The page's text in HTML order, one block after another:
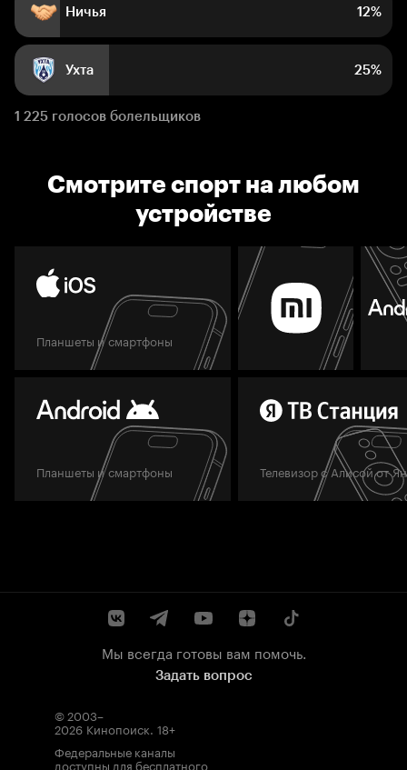
Ничья 12%
Ухта 25%
1 225 голосов болельщиков
Смотрите спорт на любом
устройстве
Планшеты и смартфоны
Планшеты и смартфоны Телевизор с Алисой от
Мы всегда готовы вам помочь.
Задать вопрос
© 2003–
2026 Кинопоиск 18+
Федеральные каналы
доступны для бесплатного